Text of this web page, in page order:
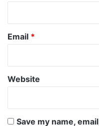
Email *
Website
Save my name,